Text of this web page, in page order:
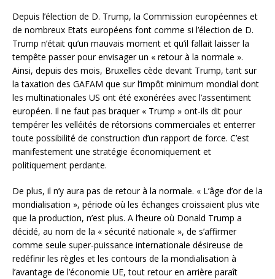
Depuis l’élection de D. Trump, la Commission européennes et
de nombreux Etats européens font comme si l’élection de D.
Trump n’était qu’un mauvais moment et qu’il fallait laisser la
tempête passer pour envisager un « retour à la normale ».
Ainsi, depuis des mois, Bruxelles cède devant Trump, tant sur
la taxation des GAFAM que sur l’impôt minimum mondial dont
les multinationales US ont été exonérées avec l’assentiment
européen. Il ne faut pas braquer « Trump » ont-ils dit pour
tempérer les velléités de rétorsions commerciales et enterrer
toute possibilité de construction d’un rapport de force. C’est
manifestement une stratégie économiquement et
politiquement perdante.
De plus, il n’y aura pas de retour à la normale. « L’âge d’or de la
mondialisation », période où les échanges croissaient plus vite
que la production, n’est plus. A l’heure où Donald Trump a
décidé, au nom de la « sécurité nationale », de s’affirmer
comme seule super-puissance internationale désireuse de
redéfinir les règles et les contours de la mondialisation à
l’avantage de l’économie UE, tout retour en arrière paraît